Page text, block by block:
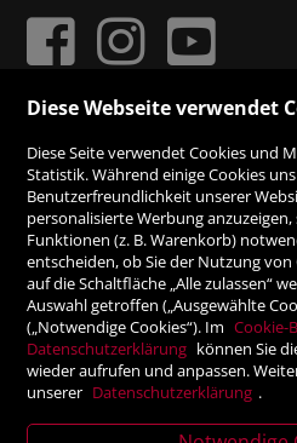
Vorauskasse
SICHER ONLINE
Diese Webseite verwendet
Diese Seite verwendet Cookies und
Statistik. Während einige Cookies
Benutzerfreundlichkeit unserer
personalisierte Werbung
Funktionen (z. B. Warenkorb)
entscheiden, ob Sie der Nutzung
auf die Schaltfläche „Alle zulassen“
Auswahl getroffen („Ausgewählte
(„Notwendige Cookies“). Im Cookie-
Datenschutzerklärung können Sie
wieder aufrufen und anpassen.
unserer Datenschutzerklärung .